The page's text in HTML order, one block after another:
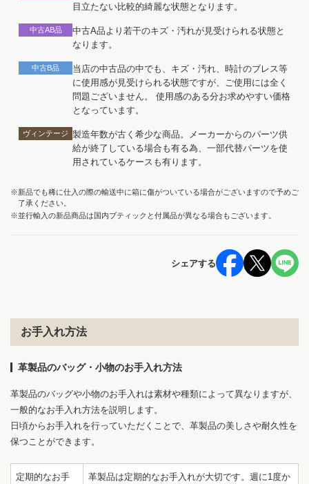
目立たない比較的綺麗な状態となります。
中古AB品
中古A品より若干のキズ・汚れが見受けられる状態と
なります。
中古B品
当店の中古品の中でも、キズ・汚れ、時計のブレス等
に使用感が見受けられる状態ですが、ご使用には全く
問題ございません。 使用感のある分お求めやすい価格
となっています。
ヴィンテージ 製造年数が古く希少な商品。メーカーからのパーツ供
給が終了している場合も有る為、一部代替パーツを使
用されているケースも有ります。
※新品でも稀に仕入の際の輸送中に箱に傷がついている場合がございますので予めご
了承ください。
※並行輸入の新品商品は国内ブティックと付属品が異なる場合もございます。
シェアする
お手入れ方法
革製品のバッグ・小物のお手入れ方法
革製品のバッグや小物のお手入れは素材や種類によって異なりますが、
一般的なお手入れ方法を説明します。
日頃からお手入れを行っていただくことで、革製品の美しさや耐久性を
保つことができます。
定期的なお手 革製品は定期的なお手入れが大切です。週に1度か